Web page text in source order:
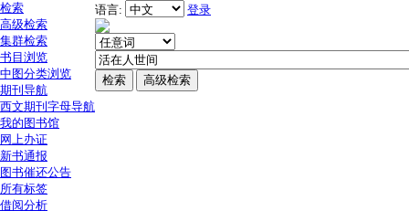
检索
高级检索
集群检索
书目浏览
中图分类浏览
期刊导航
西文期刊字母导航
我的图书馆
网上办证
新书通报
图书催还公告
所有标签
借阅分析
语言: 登录